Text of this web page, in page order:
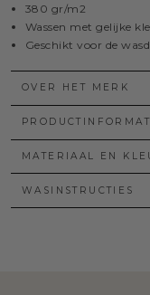
380 gr/m2
Wassen met gelijke
Geschikt voor de
OVER HET MERK
MATERIAAL EN
WASINSTRUCTIES